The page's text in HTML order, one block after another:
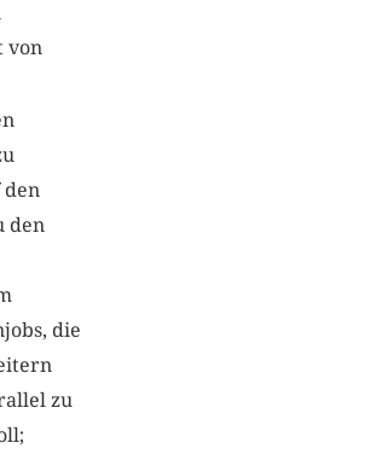
von
den
den
die
zu